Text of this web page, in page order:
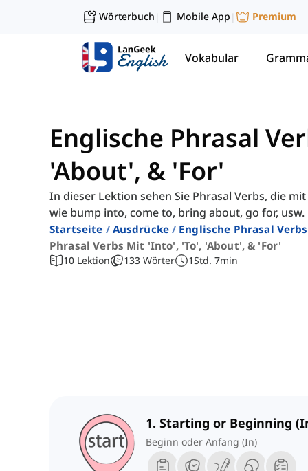
Wörterbuch | Mobile App | Premium
Vokabular
Englische Phrasal
'About', & 'For'
In dieser Lektion sehen Sie Phrasal Verbs, die
wie bump into, come to, bring about, go for, usw.
Startseite Ausdrücke
Englische Phrasal Verbs
Phrasal Verbs Mit 'into', 'to', 'about', & 'for'
10 Lektion 133 Wörter 1Std. 7min
1. Starting or Beginning
Beginn oder Anfang (In)